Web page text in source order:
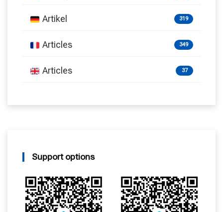
Artikel 319
Articles 349
Articles 37
Support options